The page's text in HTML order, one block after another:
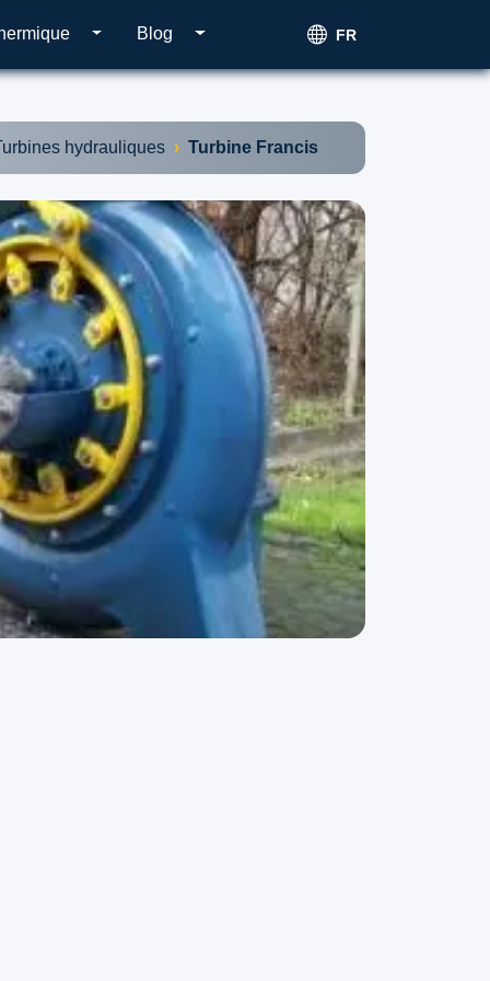
Blog FR
hydrauliques Turbine Francis